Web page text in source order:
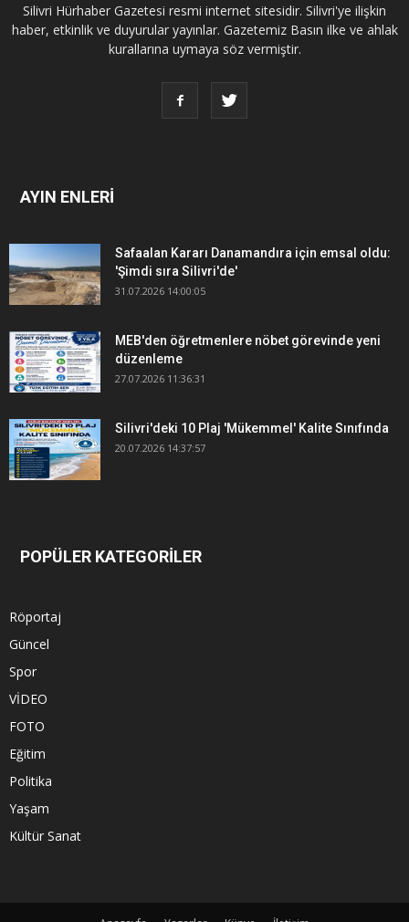
Silivri Hürhaber Gazetesi resmi internet sitesidir. Silivri'ye ilişkin
haber, etkinlik ve duyurular yayınlar. Gazetemiz Basın ilke ve ahlak
kurallarına uymaya söz vermiştir.
AYIN ENLERİ
Safaalan Kararı Danamandıra için emsal oldu:
'Şimdi sıra Silivri'de'
31.07.2026 14:00:05
MEB'den öğretmenlere nöbet görevinde yeni
düzenleme
27.07.2026 11:36:31
Silivri'deki 10 Plaj 'Mükemmel' Kalite Sınıfında
20.07.2026 14:37:57
POPÜLER KATEGORİLER
Röportaj
Güncel
Spor
VİDEO
FOTO
Eğitim
Politika
Yaşam
Kültür Sanat